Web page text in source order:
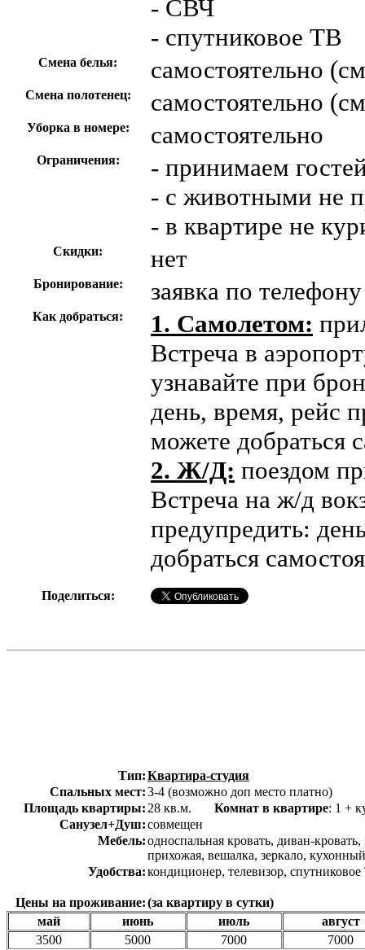
- СВЧ
- спутниковое ТВ
Смена белья: самостоятельно
Смена полотенец: самостоятельно
Уборка в номере: самостоятельно
Ограничения:
- принимаем
- с животными не
- в квартире не
Скидки: нет
Бронирование: заявка по
Как добраться: 1. Самолетом:
Встреча в
узнавайте при
день, время, рейс
можете добраться
2. Ж/Д: поездом
Встреча на ж/д
предупредить:
добраться
Поделиться:
Тип:Квартира-студия
Спальных мест:3-4 (возможно доп место платно)
Площадь квартиры: 28 кв.м. Комнат в квартире: 1 +
Санузел+Душ:совмещен
Мебель:односпальная кровать, диван-
прихожая, вешалка, зеркало,
Удобства:кондиционер, телевизор,
Цены на проживание:(за квартиру в сутки)
май
июнь июль
август
3500
5000 7000 7000